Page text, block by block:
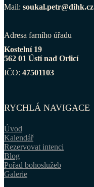
Mail: soukal.petr@dihk.cz
Adresa farního úřadu
Kostelní 19
562 01 Ústí nad Orlicí
IČO: 47501103
RYCHLÁ NAVIGACE
Úvod
Kalendář
Rezervovat intenci
Blog
Pořad bohoslužeb
Galerie